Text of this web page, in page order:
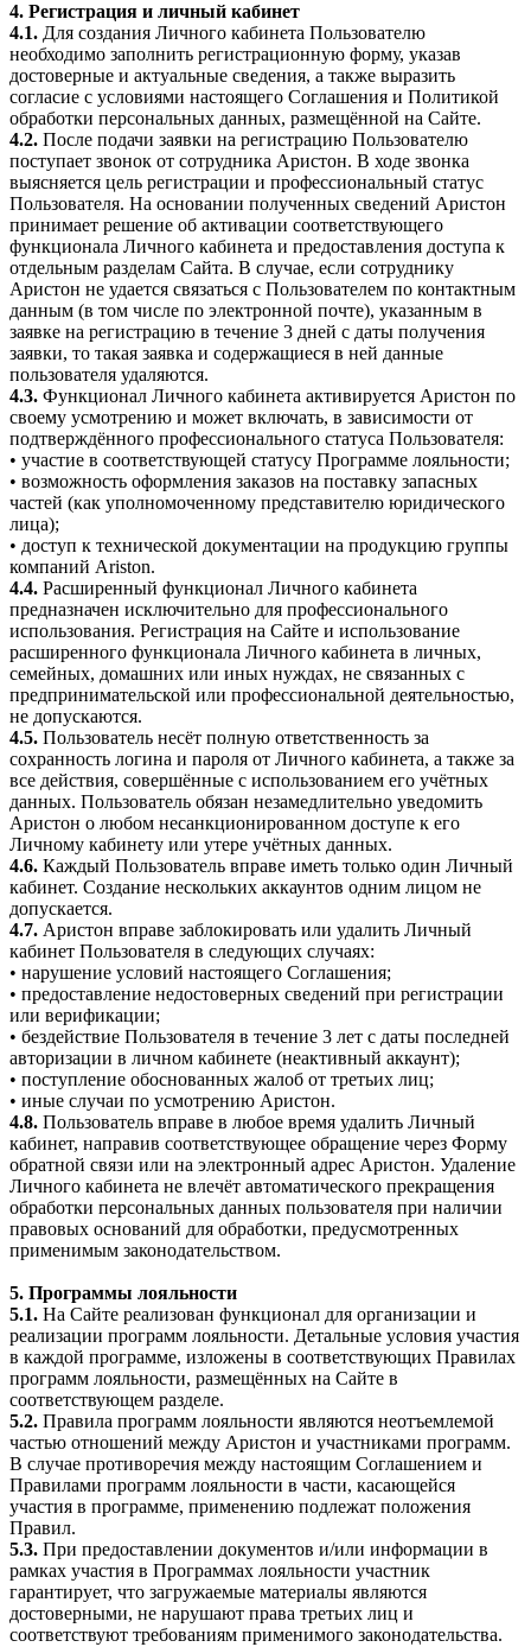
4. Регистрация и личный кабинет
4.1. Для создания Личного кабинета Пользователю
необходимо заполнить регистрационную форму, указав
достоверные и актуальные сведения, а также выразить
согласие с условиями настоящего Соглашения и Политикой
обработки персональных данных, размещённой на Сайте.
4.2. После подачи заявки на регистрацию Пользователю
поступает звонок от сотрудника Аристон. В ходе звонка
выясняется цель регистрации и профессиональный статус
Пользователя. На основании полученных сведений Аристон
принимает решение об активации соответствующего
функционала Личного кабинета и предоставления доступа к
отдельным разделам Сайта. В случае, если сотруднику
Аристон не удается связаться с Пользователем по контактным
данным (в том числе по электронной почте), указанным в
заявке на регистрацию в течение 3 дней с даты получения
заявки, то такая заявка и содержащиеся в ней данные
пользователя удаляются.
4.3. Функционал Личного кабинета активируется Аристон по
своему усмотрению и может включать, в зависимости от
подтверждённого профессионального статуса Пользователя:
• участие в соответствующей статусу Программе лояльности;
• возможность оформления заказов на поставку запасных
частей (как уполномоченному представителю юридического
лица);
• доступ к технической документации на продукцию группы
компаний Ariston.
4.4. Расширенный функционал Личного кабинета
предназначен исключительно для профессионального
использования. Регистрация на Сайте и использование
расширенного функционала Личного кабинета в личных,
семейных, домашних или иных нуждах, не связанных с
предпринимательской или профессиональной деятельностью,
не допускаются.
4.5. Пользователь несёт полную ответственность за
сохранность логина и пароля от Личного кабинета, а также за
все действия, совершённые с использованием его учётных
данных. Пользователь обязан незамедлительно уведомить
Аристон о любом несанкционированном доступе к его
Личному кабинету или утере учётных данных.
4.6. Каждый Пользователь вправе иметь только один Личный
кабинет. Создание нескольких аккаунтов одним лицом не
допускается.
4.7. Аристон вправе заблокировать или удалить Личный
кабинет Пользователя в следующих случаях:
• нарушение условий настоящего Соглашения;
• предоставление недостоверных сведений при регистрации
или верификации;
• бездействие Пользователя в течение 3 лет с даты последней
авторизации в личном кабинете (неактивный аккаунт);
• поступление обоснованных жалоб от третьих лиц;
• иные случаи по усмотрению Аристон.
4.8. Пользователь вправе в любое время удалить Личный
кабинет, направив соответствующее обращение через Форму
обратной связи или на электронный адрес Аристон. Удаление
Личного кабинета не влечёт автоматического прекращения
обработки персональных данных пользователя при наличии
правовых оснований для обработки, предусмотренных
применимым законодательством.
5. Программы лояльности
5.1. На Сайте реализован функционал для организации и
реализации программ лояльности. Детальные условия участия
в каждой программе, изложены в соответствующих Правилах
программ лояльности, размещённых на Сайте в
соответствующем разделе.
5.2. Правила программ лояльности являются неотъемлемой
частью отношений между Аристон и участниками программ.
В случае противоречия между настоящим Соглашением и
Правилами программ лояльности в части, касающейся
участия в программе, применению подлежат положения
Правил.
5.3. При предоставлении документов и/или информации в
рамках участия в Программах лояльности участник
гарантирует, что загружаемые материалы являются
достоверными, не нарушают права третьих лиц и
соответствуют требованиям применимого законодательства.